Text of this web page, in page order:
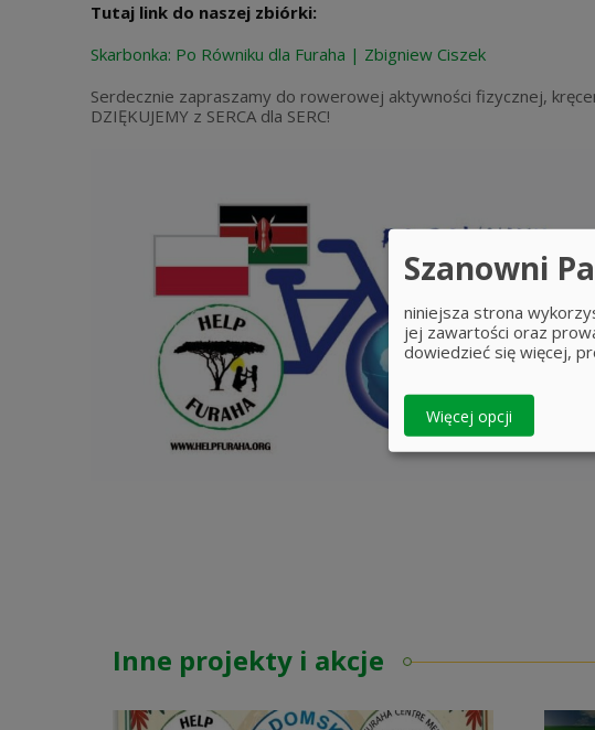
Tutaj link do naszej zbiórki:
Skarbonka: Po Równiku dla Furaha | Zbigniew Ciszek
Serdecznie zapraszamy do rowerowej aktywności fizycznej,
DZIĘKUJEMY z SERCA dla SERC!
Inne projekty i akcje
Szanowni
niniejsza strona
jej zawartości oraz
dowiedzieć się więcej,
Więcej opcji